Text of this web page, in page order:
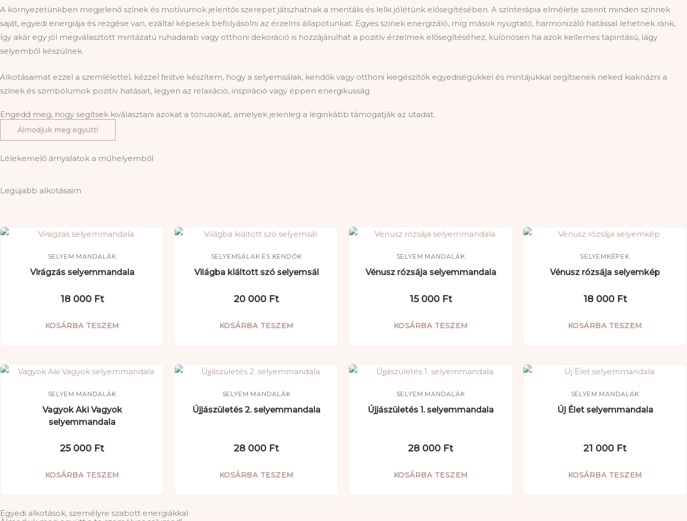
A környezetünkben megjelenő színek és motívumok jelentős szerepet játszhatnak a mentális és lelki jólétünk elősegítésében. A színterápia elmélete szerint minden színnek
saját, egyedi energiája és rezgése van, ezáltal képesek befolyásolni az érzelmi állapotunkat. Egyes színek energizáló, míg mások nyugtató, harmonizáló hatással lehetnek ránk,
így akár egy jól megválasztott mintázatú ruhadarab vagy otthoni dekoráció is hozzájárulhat a pozitív érzelmek elősegítéséhez, különösen ha azok kellemes tapintású, lágy
selyemből készülnek.
Alkotásaimat ezzel a szemlélettel, kézzel festve készítem, hogy a selyemsálak, kendők vagy otthoni kiegészítők egyediségükkel és mintájukkal segítsenek neked kiaknázni a
színek és szimbólumok pozitív hatásait, legyen az relaxáció, inspiráció vagy éppen energikusság.
Engedd meg, hogy segítsek kiválasztani azokat a tónusokat, amelyek jelenleg a leginkább támogatják az utadat.
Álmodjuk meg együtt!
Lélekemelő árnyalatok a műhelyemből
Legújabb alkotásaim
SELYEM MANDALÁK
Virágzás selyemmandala
18 000 Ft
KOSÁRBA TESZEM
SELYEMSÁLAK ÉS KENDŐK
Világba kiáltott szó selyemsál
20 000 Ft
KOSÁRBA TESZEM
SELYEM MANDALÁK
Vénusz rózsája selyemmandala
15 000 Ft
KOSÁRBA TESZEM
SELYEMKÉPEK
Vénusz rózsája selyemkép
18 000 Ft
KOSÁRBA TESZEM
SELYEM MANDALÁK
Vagyok Aki Vagyok
selyemmandala
25 000 Ft
KOSÁRBA TESZEM
SELYEM MANDALÁK
Újjászületés 2. selyemmandala
28 000 Ft
KOSÁRBA TESZEM
SELYEM MANDALÁK
Újjászületés 1. selyemmandala
28 000 Ft
KOSÁRBA TESZEM
SELYEM MANDALÁK
Új Élet selyemmandala
21 000 Ft
KOSÁRBA TESZEM
Egyedi alkotások, személyre szabott energiákkal